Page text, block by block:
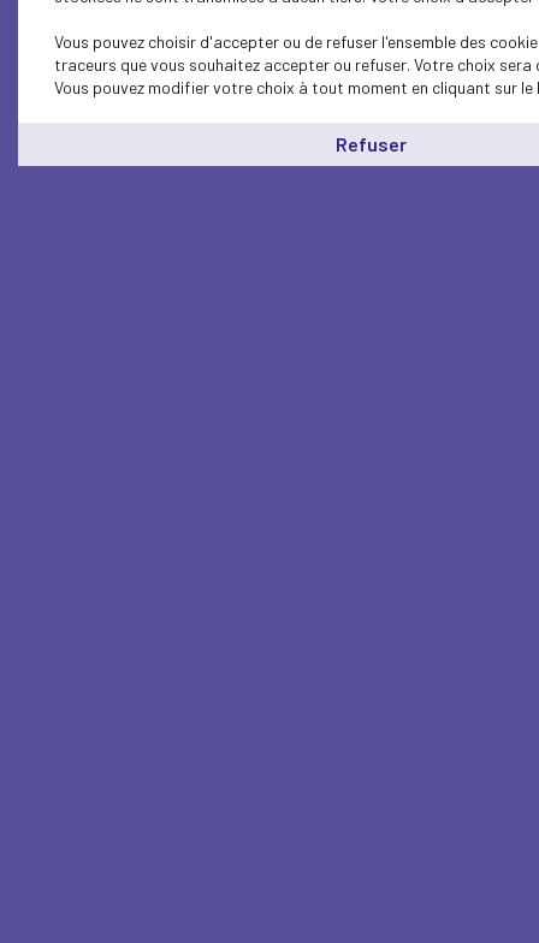
Vous pouvez choisir d'accepter ou de refuser l'ensemble des
traceurs que vous souhaitez accepter ou refuser. Votre choix
Vous pouvez modifier votre choix à tout moment en cliquant sur le
Refuser